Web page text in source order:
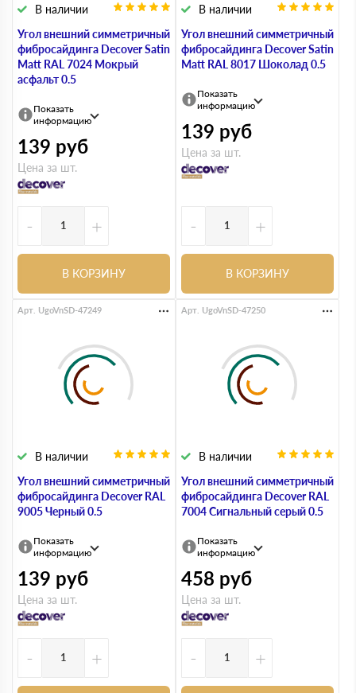
Угол внешний симметричный
фибросайдинга Decover Satin
Matt RAL 7024 Мокрый
асфальт 0.5
В наличии
Показать
информацию
139 руб
Цена за шт.
- +
В КОРЗИНУ
Угол внешний симметричный
фибросайдинга Decover Satin
Matt RAL 8017 Шоколад 0.5
В наличии
Показать
информацию
139 руб
Цена за шт.
- +
В КОРЗИНУ
Угол внешний симметричный
фибросайдинга Decover RAL
9005 Черный 0.5
В наличии
Арт. UgoVnSD-47249
Показать
информацию
139 руб
Цена за шт.
- +
Угол внешний симметричный
фибросайдинга Decover RAL
7004 Сигнальный серый 0.5
В наличии
Арт. UgoVnSD-47250
Показать
информацию
458 руб
Цена за шт.
- +